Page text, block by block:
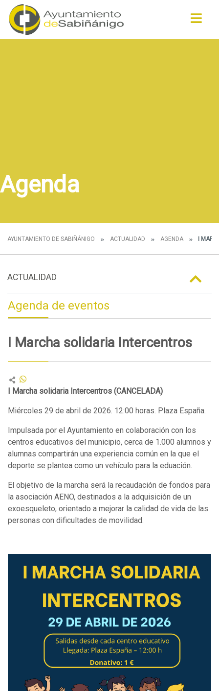
Agenda
AYUNTAMIENTO DE SABIÑÁNIGO ACTUALIDAD AGENDA I
ACTUALIDAD
Agenda de eventos
I Marcha solidaria Intercentros
I Marcha solidaria Intercentros (CANCELADA)
Miércoles 29 de abril de 2026. 12:00 horas. Plaza España.
Impulsada por el Ayuntamiento en colaboración con los
centros educativos del municipio, cerca de 1.000 alumnos y
alumnas compartirán una experiencia común en la que el
deporte se plantea como un vehículo para la eduación.
El objetivo de la marcha será la recaudación de fondos para
la asociación AENO, destinados a la adquisición de un
exoesqueleto, orientado a mejorar la calidad de vida de las
personas con dificultades de movilidad.